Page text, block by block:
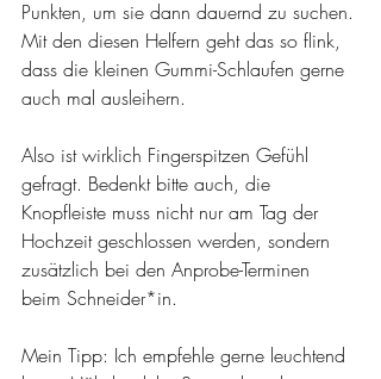
Punkten, um sie dann dauernd zu suchen.
Mit den diesen Helfern geht das so flink,
dass die kleinen Gummi-Schlaufen gerne
auch mal ausleihern.
Also ist wirklich Fingerspitzen Gefühl
gefragt. Bedenkt bitte auch, die
Knopfleiste muss nicht nur am Tag der
Hochzeit geschlossen werden, sondern
zusätzlich bei den Anprobe-Terminen
beim Schneider*in.
Mein Tipp: Ich empfehle gerne leuchtend